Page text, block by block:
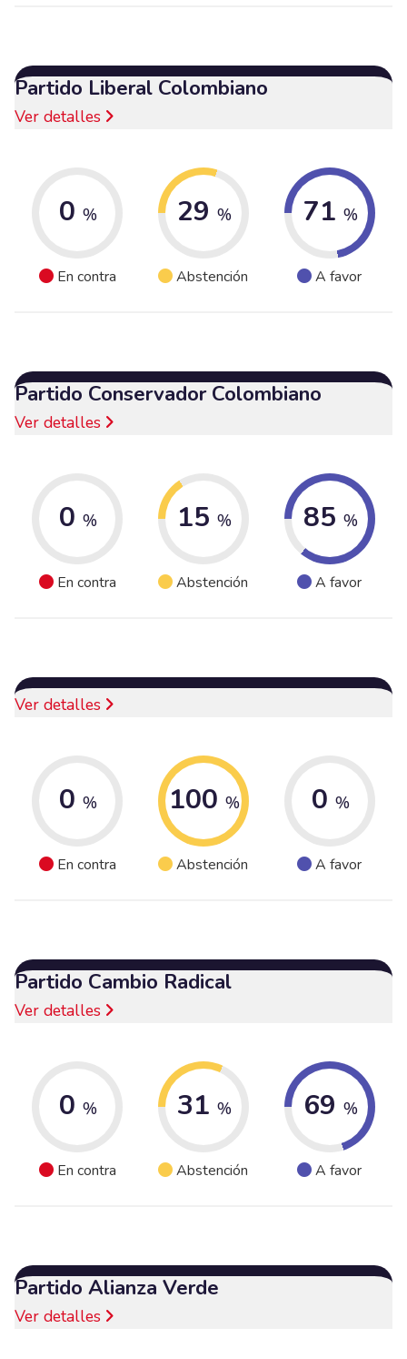
Partido Liberal Colombiano
Ver detalles
0 %
En contra
29 %
Abstención
71 %
A favor
Partido Conservador Colombiano
Ver detalles
0 %
En contra
15 %
Abstención
85 %
A favor
Ver detalles
0 %
En contra
100 %
Abstención
0 %
A favor
Partido Cambio Radical
Ver detalles
0 %
En contra
31 %
Abstención
69 %
A favor
Partido Alianza Verde
Ver detalles